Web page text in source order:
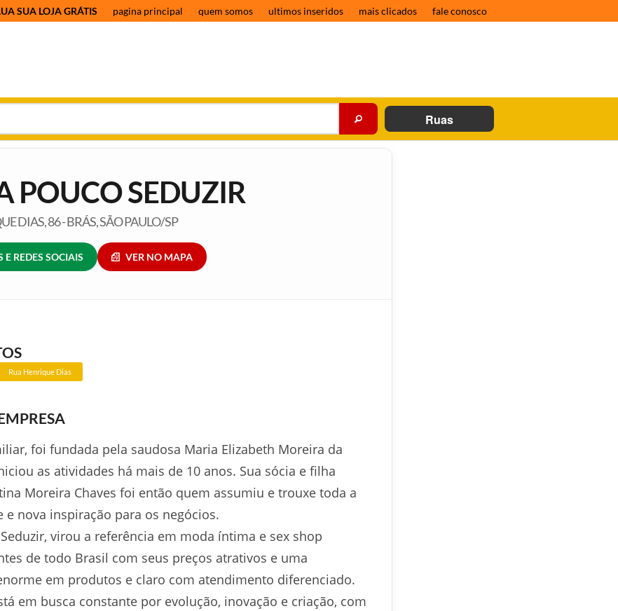
SUA LOJA GRÁTIS pagina principal quem somos ultimos inseridos mais clicados fale conosco
Ruas
POUCO SEDUZIR
DIAS, 86 - BRÁS, SÃO PAULO/SP
E REDES SOCIAIS VER NO MAPA
Rua Henrique Dias
foi fundada pela saudosa Maria Elizabeth Moreira da
as atividades há mais de 10 anos. Sua sócia e filha
Moreira Chaves foi então quem assumiu e trouxe toda a
e nova inspiração para os negócios.
virou a referência em moda íntima e sex shop
de todo Brasil com seus preços atrativos e uma
em produtos e claro com atendimento diferenciado.
em busca constante por evolução, inovação e criação, com